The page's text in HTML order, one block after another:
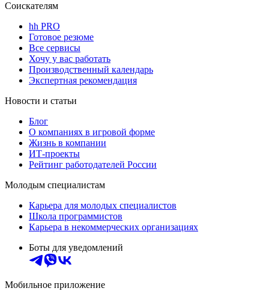
Соискателям
hh PRO
Готовое резюме
Все сервисы
Хочу у вас работать
Производственный календарь
Экспертная рекомендация
Новости и статьи
Блог
О компаниях в игровой форме
Жизнь в компании
ИТ-проекты
Рейтинг работодателей России
Молодым специалистам
Карьера для молодых специалистов
Школа программистов
Карьера в некоммерческих организациях
Боты для уведомлений
Мобильное приложение